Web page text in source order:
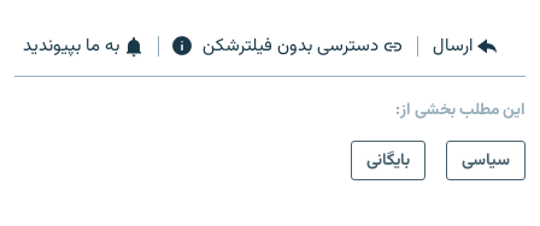
ارسال دسترسی بدون فیلترشکن به ما بپیوندید
این مطلب بخشی از:
سیاسی
بایگانی